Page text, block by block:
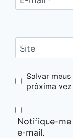
Site
Salvar
próxima
Notifique-
e-mail.